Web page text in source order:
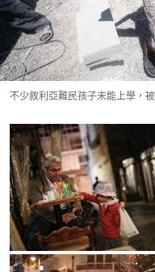
不少敘利亞難民孩子未能上學，